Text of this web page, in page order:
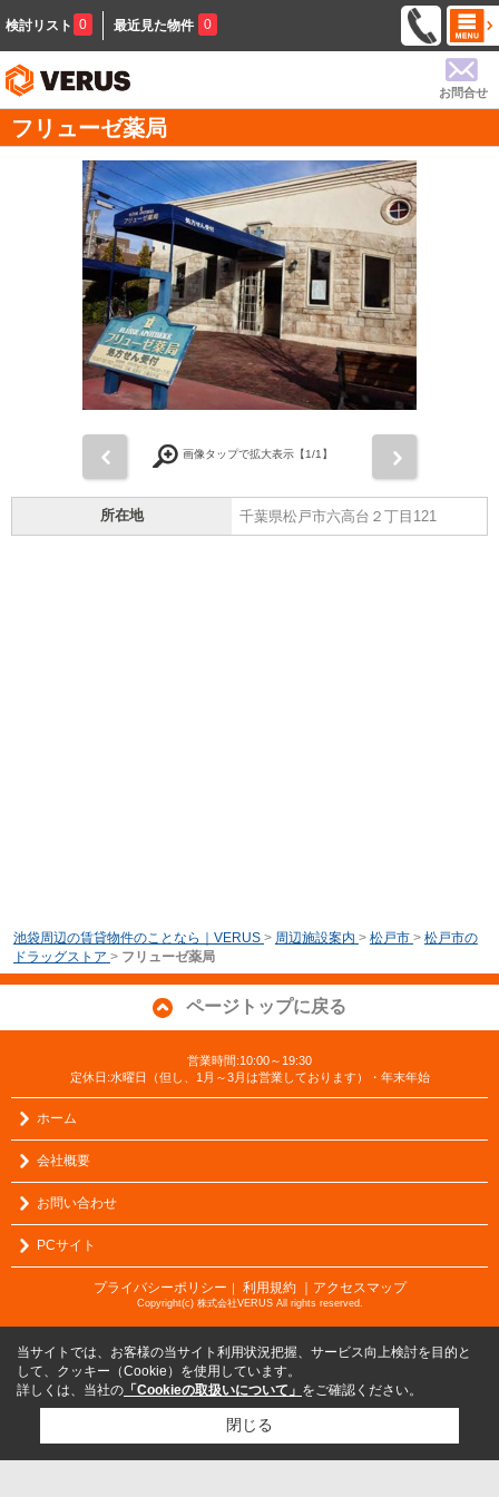
検討リスト 0 最近見た物件 0
お問合せ
フリューゼ薬局
画像タップで拡大表示【1/1】
所在地 千葉県松戸市六高台２丁目121
池袋周辺の賃貸物件のことなら｜VERUS > 周辺施設案内 > 松戸市 > 松戸市の
ドラッグストア > フリューゼ薬局
ページトップに戻る
営業時間:10:00～19:30
定休日:水曜日（但し、1月～3月は営業しております）・年末年始
ホーム
会社概要
お問い合わせ
PCサイト
プライバシーポリシー ｜ 利用規約 ｜アクセスマップ
Copyright(c) 株式会社VERUS All rights reserved.
当サイトでは、お客様の当サイト利用状況把握、サービス向上検討を目的と
して、クッキー（Cookie）を使用しています。
詳しくは、当社の 「Cookieの取扱いについて」 をご確認ください。
閉じる